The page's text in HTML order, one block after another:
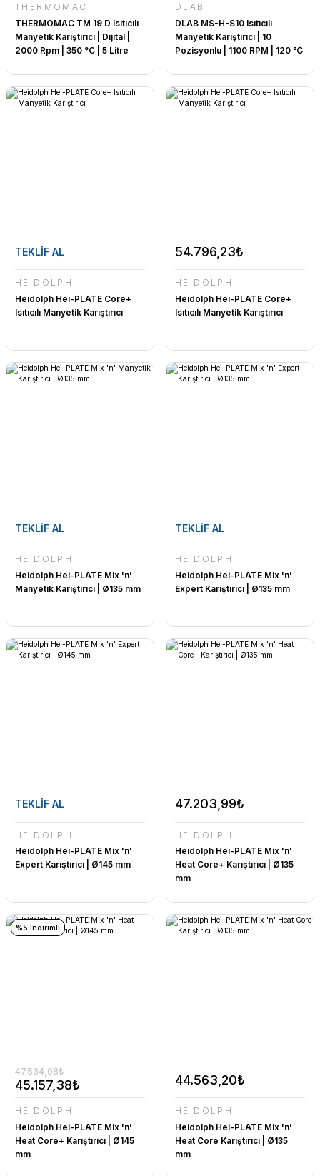
THERMOMAC
THERMOMAC TM 19 D Isıtıcılı
Manyetik Karıştırıcı | Dijital |
2000 Rpm | 350 °C | 5 Litre
DLAB
DLAB MS-H-S10 Isıtıcılı
Manyetik Karıştırıcı | 10
Pozisyonlu | 1100 RPM | 120 ℃
TEKLİF AL
HEIDOLPH
Heidolph Hei-PLATE Core+
Isıtıcılı Manyetik Karıştırıcı
54.796,23₺
HEIDOLPH
Heidolph Hei-PLATE Core+
Isıtıcılı Manyetik Karıştırıcı
TEKLİF AL
HEIDOLPH
Heidolph Hei-PLATE Mix 'n'
Manyetik Karıştırıcı | Ø135 mm
TEKLİF AL
HEIDOLPH
Heidolph Hei-PLATE Mix 'n'
Expert Karıştırıcı | Ø135 mm
TEKLİF AL
HEIDOLPH
Heidolph Hei-PLATE Mix 'n'
Expert Karıştırıcı | Ø145 mm
47.203,99₺
HEIDOLPH
Heidolph Hei-PLATE Mix 'n'
Heat Core+ Karıştırıcı | Ø135
mm
%5 İndirimli
45.157,38₺
47.534,08₺
HEIDOLPH
Heidolph Hei-PLATE Mix 'n'
Heat Core+ Karıştırıcı | Ø145
mm
44.563,20₺
HEIDOLPH
Heidolph Hei-PLATE Mix 'n'
Heat Core Karıştırıcı | Ø135
mm